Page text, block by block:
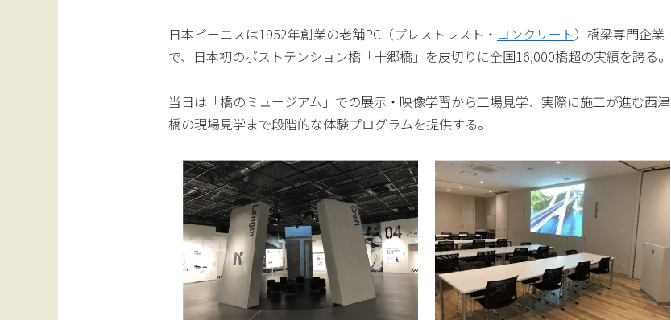
日本ピーエスは1952年創業の老舗PC（プレストレスト・ コンクリート）橋梁専門企業
で、日本初のポストテンション橋「十郷橋」を皮切りに全国16,000橋超の実績を誇る。
当日は「橋のミュージアム」での展示・映像学習から工場見学、実際に施工が進む西津
橋の現場見学まで段階的な体験プログラムを提供する。